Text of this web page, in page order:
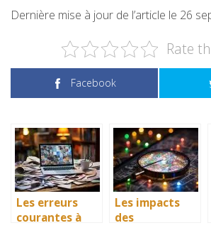
Dernière mise à jour de l’article le 26
Rate
Facebook
Les erreurs
courantes à
Les impacts
des